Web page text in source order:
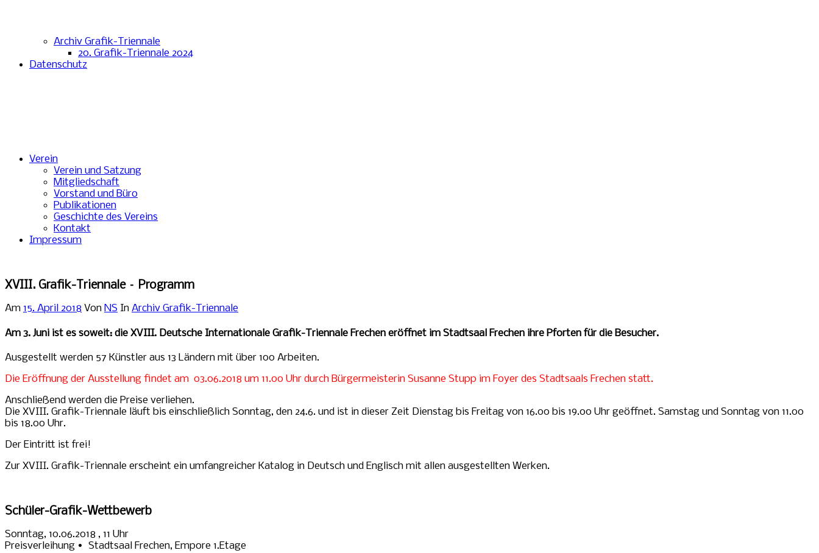
Archiv Grafik-Triennale
20. Grafik-Triennale 2024
Datenschutz
Verein
Verein und Satzung
Mitgliedschaft
Vorstand und Büro
Publikationen
Geschichte des Vereins
Kontakt
Impressum
XVIII. Grafik-Triennale – Programm
Am 15. April 2018 Von NS In Archiv Grafik-Triennale
Am 3. Juni ist es soweit: die XVIII. Deutsche Internationale Grafik-Triennale Frechen eröffnet im Stadtsaal Frechen ihre Pforten für die Besucher.
Ausgestellt werden 57 Künstler aus 13 Ländern mit über 100 Arbeiten.
Die Eröffnung der Ausstellung findet am 03.06.2018 um 11.00 Uhr durch Bürgermeisterin Susanne Stupp im Foyer des Stadtsaals Frechen statt.
Anschließend werden die Preise verliehen.
Die XVIII. Grafik-Triennale läuft bis einschließlich Sonntag, den 24.6. und ist in dieser Zeit Dienstag bis Freitag von 16.00 bis 19.00 Uhr geöffnet. Samstag und Sonntag von 11.00
bis 18.00 Uhr.
Der Eintritt ist frei!
Zur XVIII. Grafik-Triennale erscheint ein umfangreicher Katalog in Deutsch und Englisch mit allen ausgestellten Werken.
Schüler-Grafik-Wettbewerb
Sonntag, 10.06.2018 , 11 Uhr
Preisverleihung • Stadtsaal Frechen, Empore 1.Etage